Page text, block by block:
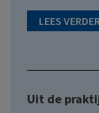
LEES VERDER
Uit de